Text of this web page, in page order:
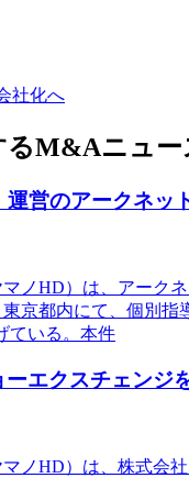
社化へ
るM&Aニュー
営のアークネッ
ノHD）は、アーク
京都内にて、個別
ている。本件
エクスチェンジ
ノHD）は、株式会